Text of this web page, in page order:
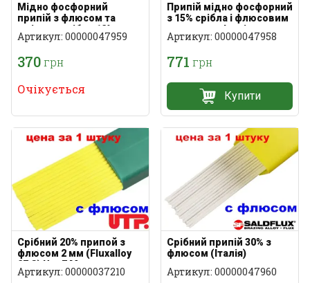
Мідно фосфорний
припій з флюсом та
вмістом срібла 12%
(Італія)
Артикул: 00000047959
370грн
Очікується
Припій мідно фосфорний
з 15% срібла і флюсовим
покриттям Італія
Артикул: 00000047958
771 грн
Купити
Срібний 20% припой з
флюсом 2 мм (Fluxalloy
27 S) Utp 7 M
Артикул: 00000037210
Срібний припій 30% з
флюсом (Італія)
Артикул: 00000047960